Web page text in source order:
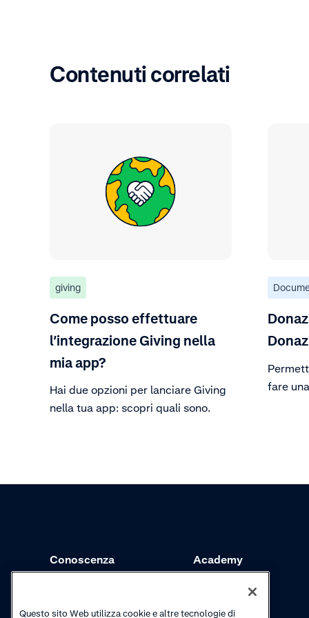
Contenuti correlati
giving
Come posso effettuare
l’integrazione Giving nella
mia app?
Hai due opzioni per lanciare Giving
nella tua app: scopri quali sono.
fare
Conoscenza
Aggiornamenti sui
Academy
Video tutorial
Questo sito Web utilizza cookie e altre tecnologie di